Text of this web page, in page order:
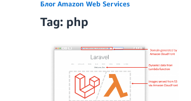
Блог Amazon Web Services
Tag: php